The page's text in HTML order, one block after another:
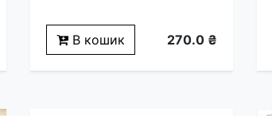
В кошик 270.0 ₴